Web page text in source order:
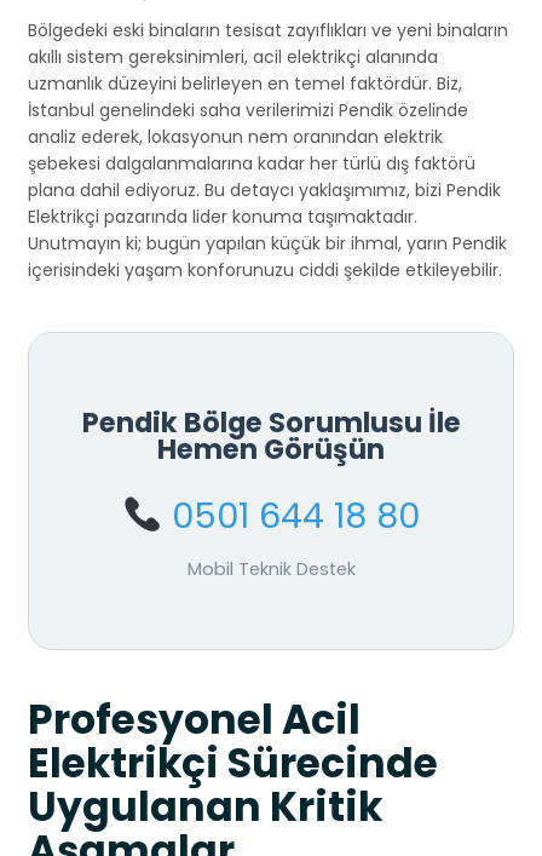
Bölgedeki eski binaların tesisat zayıflıkları ve yeni binaların
akıllı sistem gereksinimleri, acil elektrikçi alanında
uzmanlık düzeyini belirleyen en temel faktördür. Biz,
İstanbul genelindeki saha verilerimizi Pendik özelinde
analiz ederek, lokasyonun nem oranından elektrik
şebekesi dalgalanmalarına kadar her türlü dış faktörü
plana dahil ediyoruz. Bu detaycı yaklaşımımız, bizi Pendik
Elektrikçi pazarında lider konuma taşımaktadır.
Unutmayın ki; bugün yapılan küçük bir ihmal, yarın Pendik
içerisindeki yaşam konforunuzu ciddi şekilde etkileyebilir.
Pendik Bölge Sorumlusu İle
Hemen Görüşün
0501 644 18 80
Mobil Teknik Destek
Profesyonel Acil
Elektrikçi Sürecinde
Uygulanan Kritik